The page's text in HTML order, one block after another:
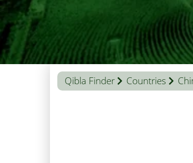
Qibla Finder Countries